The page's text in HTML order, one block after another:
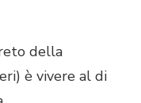
della
è vivere al di